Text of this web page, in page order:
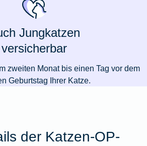
Jungkatzen
versicherbar
zweiten Monat bis einen Tag vor dem
Geburtstag Ihrer Katze.
der Katzen-OP-